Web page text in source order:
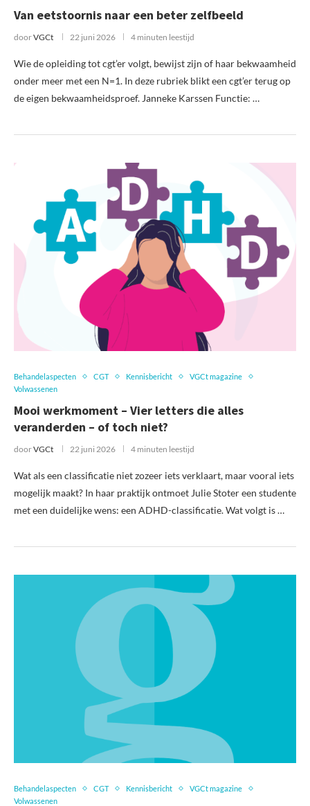
Van eetstoornis naar een beter zelfbeeld
doorVGCt 22 juni 2026 4 minuten leestijd
Wie de opleiding tot cgt’er volgt, bewijst zijn of haar bekwaamheid
onder meer met een N=1. In deze rubriek blikt een cgt’er terug op
de eigen bekwaamheidsproef. Janneke Karssen Functie: …
Behandelaspecten CGT Kennisbericht
VGCt magazine
Volwassenen
Mooi werkmoment – Vier letters die alles
veranderden – of toch niet?
doorVGCt 22 juni 2026 4 minuten leestijd
Wat als een classificatie niet zozeer iets verklaart, maar vooral iets
mogelijk maakt? In haar praktijk ontmoet Julie Stoter een studente
met een duidelijke wens: een ADHD-classificatie. Wat volgt is …
Behandelaspecten CGT Kennisbericht
VGCt magazine
Volwassenen